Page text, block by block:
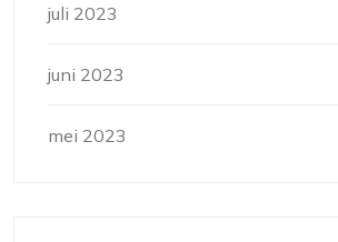
juli 2023
juni 2023
mei 2023